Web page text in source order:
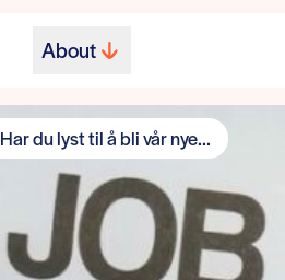
About
Har du lyst til å bli vår nye...